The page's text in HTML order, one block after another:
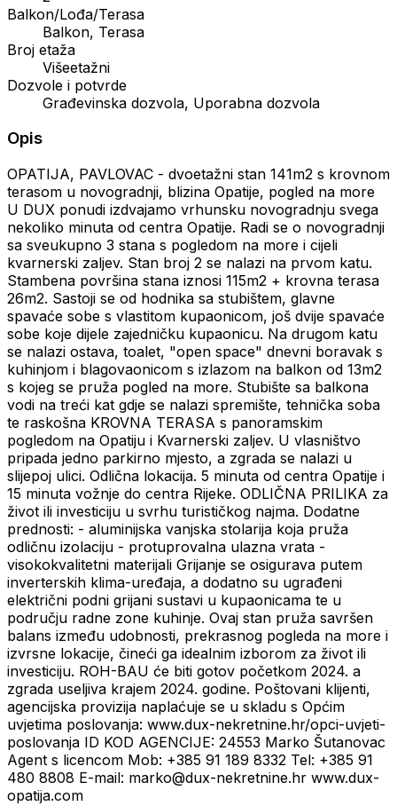
Balkon/Lođa/Terasa
Balkon, Terasa
Broj etaža
Višeetažni
Dozvole i potvrde
Građevinska dozvola, Uporabna dozvola
Opis
OPATIJA, PAVLOVAC - dvoetažni stan 141m2 s krovnom
terasom u novogradnji, blizina Opatije, pogled na more
U DUX ponudi izdvajamo vrhunsku novogradnju svega
nekoliko minuta od centra Opatije. Radi se o novogradnji
sa sveukupno 3 stana s pogledom na more i cijeli
kvarnerski zaljev. Stan broj 2 se nalazi na prvom katu.
Stambena površina stana iznosi 115m2 + krovna terasa
26m2. Sastoji se od hodnika sa stubištem, glavne
spavaće sobe s vlastitom kupaonicom, još dvije spavaće
sobe koje dijele zajedničku kupaonicu. Na drugom katu
se nalazi ostava, toalet, "open space" dnevni boravak s
kuhinjom i blagovaonicom s izlazom na balkon od 13m2
s kojeg se pruža pogled na more. Stubište sa balkona
vodi na treći kat gdje se nalazi spremište, tehnička soba
te raskošna KROVNA TERASA s panoramskim
pogledom na Opatiju i Kvarnerski zaljev. U vlasništvo
pripada jedno parkirno mjesto, a zgrada se nalazi u
slijepoj ulici. Odlična lokacija. 5 minuta od centra Opatije i
15 minuta vožnje do centra Rijeke. ODLIČNA PRILIKA za
život ili investiciju u svrhu turističkog najma. Dodatne
prednosti: - aluminijska vanjska stolarija koja pruža
odličnu izolaciju - protuprovalna ulazna vrata -
visokokvalitetni materijali Grijanje se osigurava putem
inverterskih klima-uređaja, a dodatno su ugrađeni
električni podni grijani sustavi u kupaonicama te u
području radne zone kuhinje. Ovaj stan pruža savršen
balans između udobnosti, prekrasnog pogleda na more i
izvrsne lokacije, čineći ga idealnim izborom za život ili
investiciju. ROH-BAU će biti gotov početkom 2024. a
zgrada useljiva krajem 2024. godine. Poštovani klijenti,
agencijska provizija naplaćuje se u skladu s Općim
uvjetima poslovanja: www.dux-nekretnine.hr/opci-uvjeti-
poslovanja ID KOD AGENCIJE: 24553 Marko Šutanovac
Agent s licencom Mob: +385 91 189 8332 Tel: +385 91
480 8808 E-mail: marko@dux-nekretnine.hr www.dux-
opatija.com